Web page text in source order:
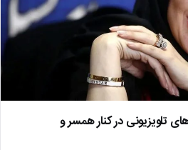
تلویزیونی در کنار همسر و